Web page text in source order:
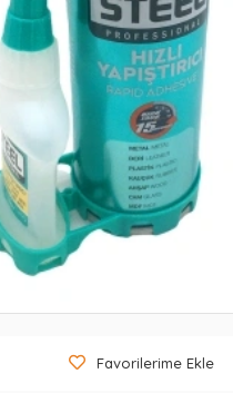
Favorilerime Ekle